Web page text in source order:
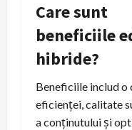
Care sunt
beneficiile
hibride?
Beneficiile includ o
eficienței, calitate
a conținutului și